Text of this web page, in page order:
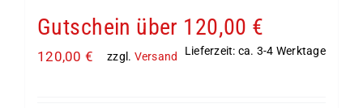
Gutschein über 120,00 €
120,00 € zzgl. Versand Lieferzeit: ca. 3-4 Werktage